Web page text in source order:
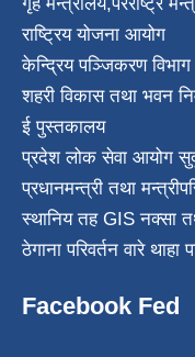
गृह मन्त्रालय,परराष्ट्र
राष्ट्रिय योजना आयोग
केन्द्रिय पञ्जिकरण विभाग
शहरी विकास तथा भवन
ई पुस्तकालय
प्रदेश लोक सेवा आयोग
प्रधानमन्त्री तथा
स्थानिय तह GIS नक्सा
ठेगाना परिवर्तन वारे
Facebook Fed